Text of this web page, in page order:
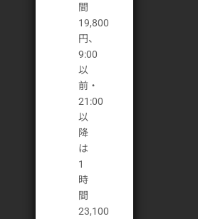
間
19,800
円、
9:00
以
前・
21:00
以
降
は
1
時
間
23,100